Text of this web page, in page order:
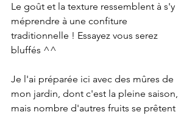
Le goût et la texture ressemblent à s'y
méprendre à une confiture
traditionnelle ! Essayez vous serez
bluffés ^^
Je l'ai préparée ici avec des mûres de
mon jardin, dont c'est la pleine saison,
mais nombre d'autres fruits se prêtent